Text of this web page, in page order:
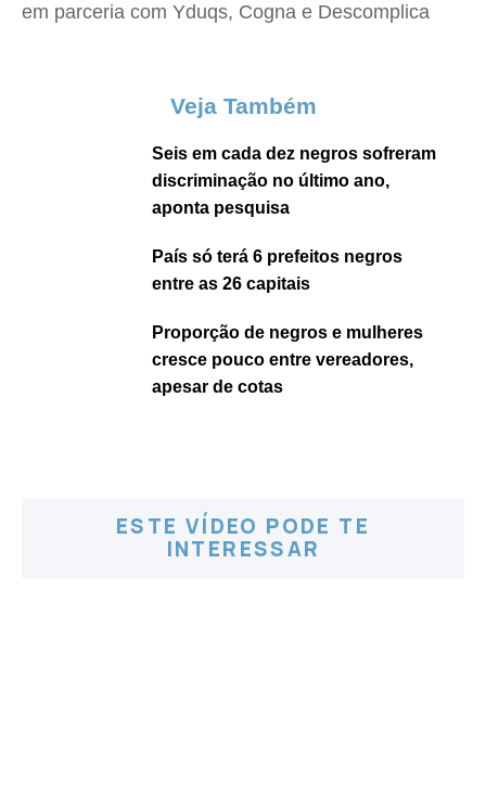
em parceria com Yduqs, Cogna e Descomplica
Veja Também
Seis em cada dez negros sofreram
discriminação no último ano,
aponta pesquisa
País só terá 6 prefeitos negros
entre as 26 capitais
Proporção de negros e mulheres
cresce pouco entre vereadores,
apesar de cotas
ESTE VÍDEO PODE TE
INTERESSAR